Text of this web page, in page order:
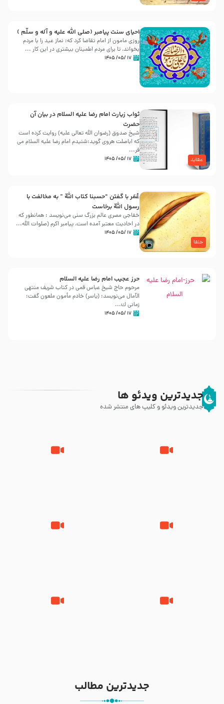
احیای سنت پیامبر (صلی الله علیه و آله و سلّم )
روزی مامون از امام تقاضا کرد که: نماز عید را با مردم
بخواند، تا برای مردم اطمینان بیشتری در این کار ...
۱۷ /۰۵/ ۱۴۰۵
عقاید
ثواب زیارت امام رضا علیه السلام در بیان آن
حضرت
شیخ صدوق (رضوان الله تعالی علیه) روایت کرده است
که اباصلت هروی گوید:شنیدم امام رضا علیه السلام می
فر...
۱۷ /۰۵/ ۱۴۰۵
خلفا
عُمَر با گفتن “حسبنا كتاب اللّه ” به مخالفت با
رسول اللّه برخاست
خفاجی مصری عالم بزرگ سنی می‌نویسد : همانطور که
در احادیث معتبر آمده است، پیامبر اکرم (صلوات اللّه...
۱۷ /۰۵/ ۱۴۰۵
حرز عجیب امام رضا علیه السلام
مرحوم حاج شیخ عباس قمی در کتاب شریف منتهی
الآمال می‌نویسد: (ياسر) خادم مأمون ملعون گفت:
زمانى ك...
۱۷ /۰۵/ ۱۴۰۵
جدیدترین ویدئو ها
جدیدترین ویدئو و کلیپ های منتشر شده
جدیدترین مطالب